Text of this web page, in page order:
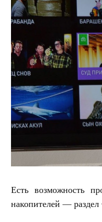
Есть возможность
накопителей — раздел